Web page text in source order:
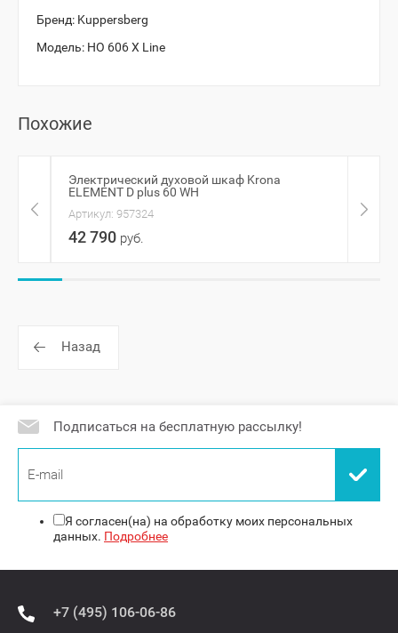
Бренд: Kuppersberg
Модель: HO 606 X Line
Похожие
Электрический духовой шкаф Krona
ELEMENT D plus 60 WH
Артикул: 957324
42 790 руб.
Назад
Подписаться на бесплатную рассылку!
Я согласен(на) на обработку моих персональных
данных. Подробнее
+7 (495) 106-06-86